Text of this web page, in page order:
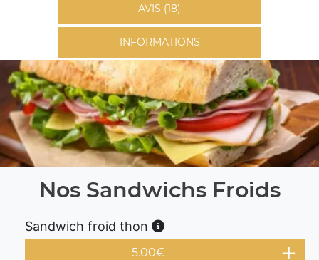
AVIS (18)
INFORMATIONS
Nos Sandwichs Froids
Sandwich froid thon
5.00€